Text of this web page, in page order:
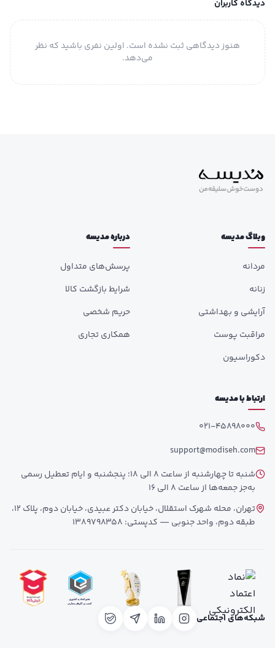
دیدگاه کاربران
هنوز دیدگاهی ثبت نشده است. اولین نفری باشید که نظر
می‌دهد.
وبلاگ مدیسه
مردانه
زنانه
آرایشی و بهداشتی
مراقبت پوست
دکوراسیون
درباره مدیسه
پرسش‌های متداول
شرایط بازگشت کالا
حریم شخصی
همکاری تجاری
ارتباط با مدیسه
021-45898000
support@modiseh.com
شنبه تا چهارشنبه از ساعت 8 الی 18؛ پنجشنبه و ایام تعطیل رسمی
به‌جز جمعه‌ها از ساعت 8 الی 16
تهران، محله شهرک استقلال، خیابان دکتر عبیدی، خیابان دوم، پلاک 12،
طبقه دوم، واحد جنوبی — کدپستی: 1389798358
شبکه‌های اجتماعی